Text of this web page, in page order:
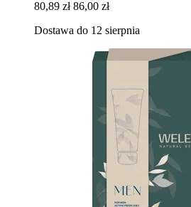
80,89 zł 86,00 zł
Dostawa do 12 sierpnia